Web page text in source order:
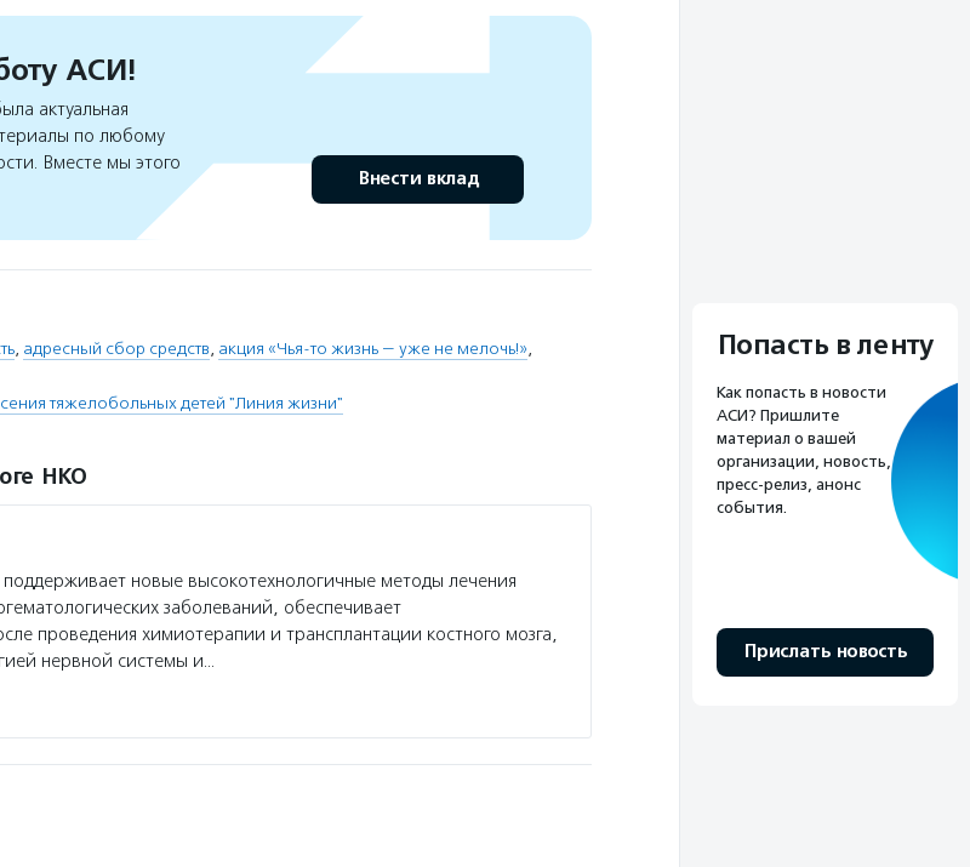
АСИ!
актуальная
по любому
Вместе мы этого
Внести вклад
, адресный сбор средств, акция «Чья-то жизнь — уже не мелочь!»,
тяжелобольных детей "Линия жизни"
НКО
новые высокотехнологичные методы лечения
заболеваний, обеспечивает
проведения химиотерапии и трансплантации костного мозга,
нервной системы и…
Попасть в ленту
Как попасть в новости
АСИ? Пришлите
материал о вашей
организации, новость,
пресс-релиз, анонс
события.
Прислать новость